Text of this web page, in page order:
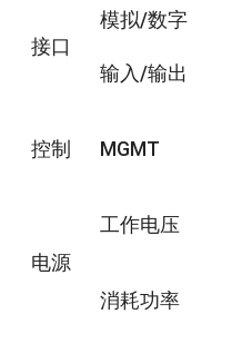
接口
模拟/数字
输入/输出
控制 MGMT
电源
工作电压
消耗功率